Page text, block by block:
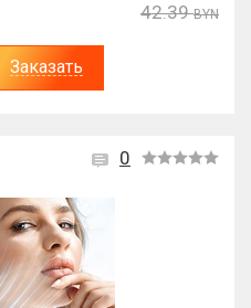
42.39 BYN
Заказать
0